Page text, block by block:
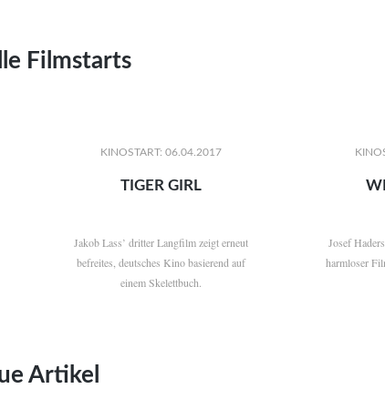
Filmstarts
KINOSTART: 06.04.2017
TIGER GIRL
Jakob Lass’ dritter Langfilm zeigt erneut
befreites, deutsches Kino basierend auf
einem Skelettbuch.
Josef
harmloser
Artikel